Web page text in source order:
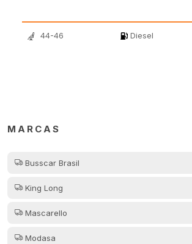
44-46 Diesel
MARCAS
Busscar Brasil
King Long
Mascarello
Modasa